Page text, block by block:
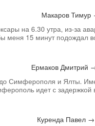
Макаров Тимур
на 6.30 утра, из-за
меня 15 минут подождал
Ермаков Дмитрий
Симферополя и Ялты.
идет с
Куренда Павел→